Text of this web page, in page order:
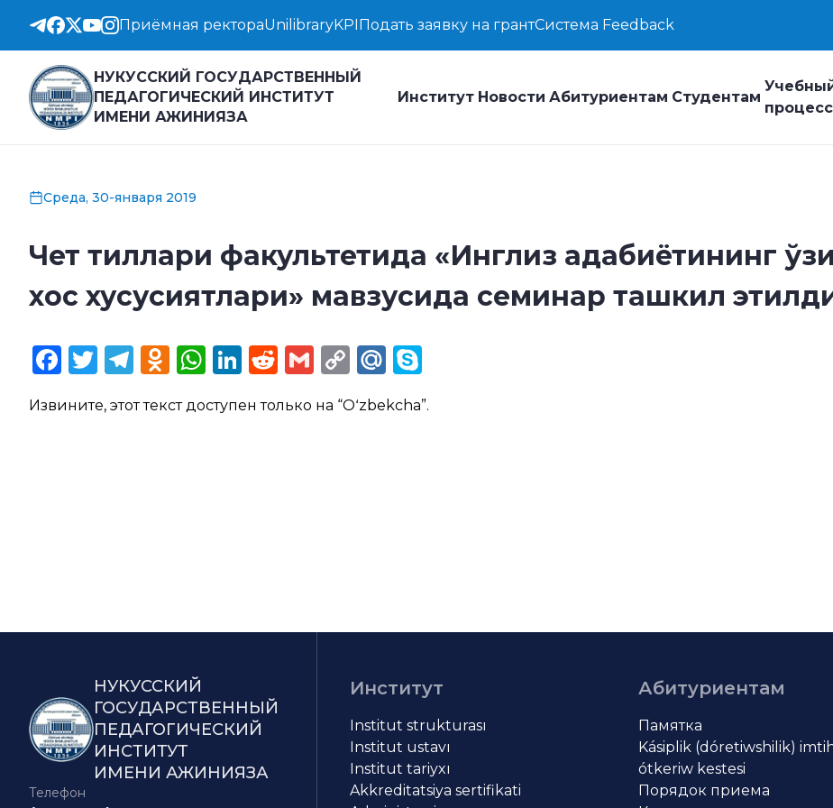
Приёмная ректораUnilibraryKPIПодать заявку на грантСистема Feedback
НУКУССКИЙ ГОСУДАРСТВЕННЫЙ
ПЕДАГОГИЧЕСКИЙ ИНСТИТУТ
ИМЕНИ АЖИНИЯЗА
Институт Новости Абитуриентам Студентам
процесс
Среда, 30-января 2019
Чет тиллари факультетида «Инглиз адабиётининг
хос хусусиятлари» мавзусида семинар ташкил
Facebook
Twitter
Telegram
Odnoklassniki
WhatsApp
LinkedIn
Reddit
Gmail
CopyMail.Ru
Извините, этот текст доступен только на “Oʻzbekcha”.
НУКУССКИЙ
ГОСУДАРСТВЕННЫЙ
ПЕДАГОГИЧЕСКИЙ
ИНСТИТУТ
ИМЕНИ АЖИНИЯЗА
Телефон
Институт
Institut strukturası
Institut ustavı
Institut tariyxı
Akkreditatsiya sertifikati
Абитуриентам
Памятка
Kásiplik (dóretiwshilik)
ótkeriw kestesi
Порядок приема